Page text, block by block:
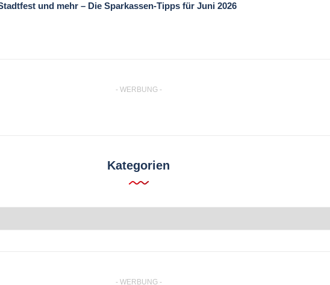
und mehr – Die Sparkassen-Tipps für Juni 2026
- WERBUNG -
Kategorien
- WERBUNG -